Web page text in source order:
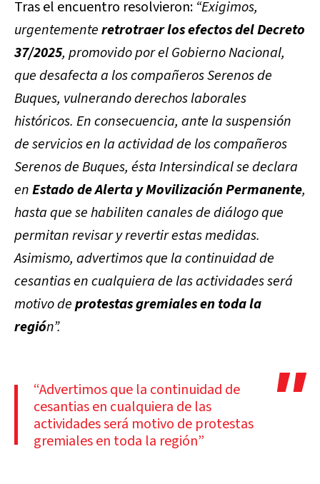
Tras el encuentro resolvieron: “Exigimos,
urgentementeretrotraer los efectos del Decreto
37/2025, promovido por el Gobierno Nacional,
que desafecta a los compañeros Serenos de
Buques, vulnerando derechos laborales
históricos. En consecuencia, ante la suspensión
de servicios en la actividad de los compañeros
Serenos de Buques, éstaIntersindical se declara
enEstado de Alerta y Movilización Permanente,
hasta que se habiliten canales de diálogo que
permitan revisar y revertir estas medidas.
Asimismo, advertimos que la continuidad de
cesantias en cualquiera de las actividades será
motivo deprotestas gremiales en toda la
región”.
“Advertimos que la continuidad de
cesantias en cualquiera de las
actividades será motivo de protestas
gremiales en toda la región”